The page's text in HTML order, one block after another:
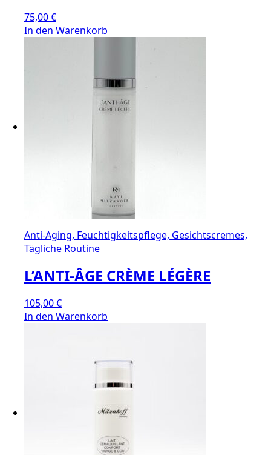
75,00€
In den Warenkorb
Anti-Aging, Feuchtigkeitspflege, Gesichtscremes,
Tägliche Routine
L’ANTI-ÂGE CRÈME LÉGÈRE
105,00€
In den Warenkorb